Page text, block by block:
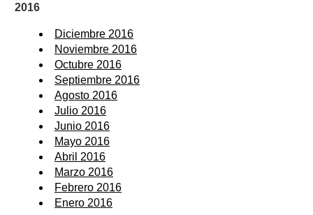
2016
Diciembre 2016
Noviembre 2016
Octubre 2016
Septiembre 2016
Agosto 2016
Julio 2016
Junio 2016
Mayo 2016
Abril 2016
Marzo 2016
Febrero 2016
Enero 2016